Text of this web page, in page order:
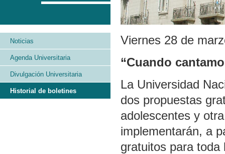
Viernes 28 de
“Cuando
La Universidad
dos propuestas
adolescentes y
implementarán, a
gratuitos para toda
Noticias
Agenda Universitaria
Divulgación Universitaria
Historial de boletines